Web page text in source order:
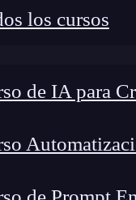
los cursos
de IA para